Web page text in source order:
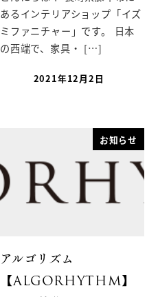
あるインテリアショップ「イズ
ミファニチャー」です。 日本
の西端で、家具・ […]
2021年12月2日
お知らせ
アルゴリズム
【ALGORHYTHM】